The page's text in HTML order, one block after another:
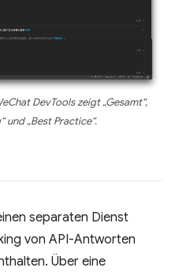
DevTools zeigt „Gesamt“,
und „Best Practice“.
separaten Dienst
von API-Antworten
Über eine